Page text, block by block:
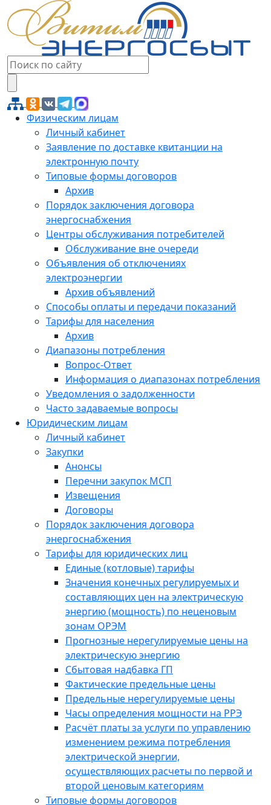
Физическим лицам
Личный кабинет
Заявление по доставке квитанции на
электронную почту
Типовые формы договоров
Архив
Порядок заключения договора
энергоснабжения
Центры обслуживания потребителей
Обслуживание вне очереди
Объявления об отключениях
электроэнергии
Архив объявлений
Способы оплаты и передачи показаний
Тарифы для населения
Архив
Диапазоны потребления
Вопрос-Ответ
Информация о диапазонах потребления
Уведомления о задолженности
Часто задаваемые вопросы
Юридическим лицам
Личный кабинет
Закупки
Анонсы
Перечни закупок МСП
Извещения
Договоры
Порядок заключения договора
энергоснабжения
Тарифы для юридических лиц
Единые (котловые) тарифы
Значения конечных регулируемых и
составляющих цен на электрическую
энергию (мощность) по неценовым
зонам ОРЭМ
Прогнозные нерегулируемые цены на
электрическую энергию
Сбытовая надбавка ГП
Фактические предельные цены
Предельные нерегулируемые цены
Часы определения мощности на РРЭ
Расчёт платы за услуги по управлению
изменением режима потребления
электрической энергии,
осуществляющих расчеты по первой и
второй ценовым категориям
Типовые формы договоров